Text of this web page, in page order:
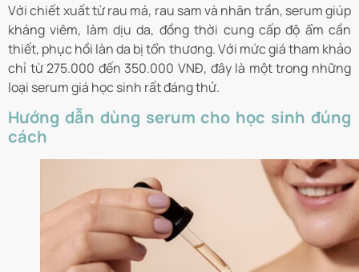
Với chiết xuất từ rau má, rau sam và nhân trần, serum giúp
kháng viêm, làm dịu da, đồng thời cung cấp độ ẩm cần
thiết, phục hồi làn da bị tổn thương. Với mức giá tham khảo
chỉ từ 275.000 đến 350.000 VNĐ, đây là một trong những
loại serum giá học sinh rất đáng thử.
Hướng dẫn dùng serum cho học sinh đúng
cách